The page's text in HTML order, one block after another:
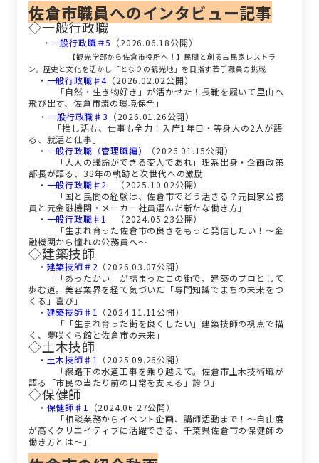
佐倉市職員へのインタビュー記事
◇一般行政職
・ 一般行政職＃5 （2026.06.18公開）
【観光学部から佐倉市役所へ！】民間と創る古民家レストラ
ン。歴史と文化を活かし「となりの観光地」を目指す若手職員の挑戦
・ 一般行政職♯4 （2026.02.02公開）
「自然・生き物好き」が活かせた！長靴を履いて里山へ
飛び出す、佐倉市流の環境保全」
・ 一般行政職♯3 （2026.01.26公開）
「推し活も、仕事も全力！入庁1年目・等身大の2人が語
る、就活と仕事」
・ 一般行政職（管理職編）
（2026.01.15公開）
「大人の議論ができる変人であれ」理系出身・企画政策
部長が語る、38年の軌跡と次世代への激励
・ 一般行政職♯2 （2025.10.02公開）
「国と民間の経験は、佐倉市でどう活きる？元国家公務
員と元金融機関・メーカー社員選んだ新たな働き方」
・ 一般行政職♯1
（2024.05.23公開）
「生まれ育った佐倉市の良さをもっと発信したい！～金
融機関から憧れの公務員へ～
◇建築技師
・ 建築技師＃2 （2026.03.07公開）
「「あったかい」が詰まったこの街で、建築のプロとして
歩む道。美容業界を経て気づいた「専門知識でまちの未来をつ
くる」喜び」
・ 建築技師♯1 （2024.11.11公開）
「「生まれ育った街を良くしたい」建築技師の視点で描
く、夢咲くら館と佐倉市の未来」
◇土木技師
・ 土木技師♯1 （2025.09.26公開）
「線路下の水道工事を乗り越えて。佐倉市土木技術職が
語る「市民の当たり前の日常を支える」誇り」
◇保健師
・ 保健師♯1 （2024.06.27公開）
「相談業務からイベント企画、講師活動まで！～自由度
が高くクリエイティブに活躍できる、千葉県佐倉市の保健師の
働き方とは～」